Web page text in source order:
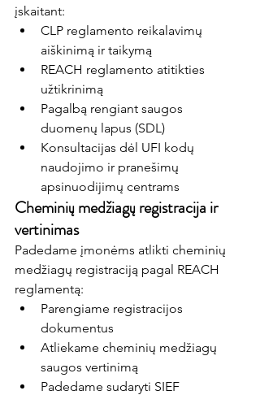
įskaitant:
CLP reglamento reikalavimų
aiškinimą ir taikymą
REACH reglamento atitikties
užtikrinimą
Pagalbą rengiant saugos
duomenų lapus (SDL)
Konsultacijas dėl UFI kodų
naudojimo ir pranešimų
apsinuodijimų centrams
Cheminių medžiagų registracija ir
vertinimas
Padedame įmonėms atlikti cheminių
medžiagų registraciją pagal REACH
reglamentą:
Parengiame registracijos
dokumentus
Atliekame cheminių medžiagų
saugos vertinimą
Padedame sudaryti SIEF